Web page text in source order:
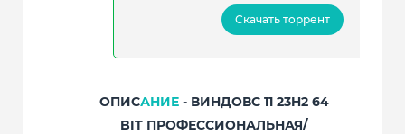
Скачать торрент
ОПИСАНИЕ- ВИНДОВС 11 23H2 64
BIT ПРОФЕССИОНАЛЬНАЯ/